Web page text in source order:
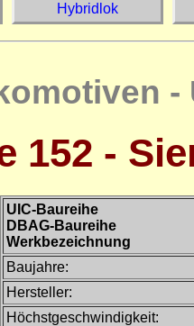
Hybridlok
-
152 -
UIC-Baureihe
DBAG-Baureihe
Werkbezeichnung
Baujahre:
Hersteller:
Höchstgeschwindigkeit: